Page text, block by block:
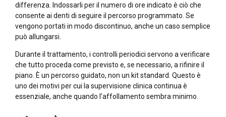
differenza. Indossarli per il numero di ore indicato è ciò che
consente ai denti di seguire il percorso programmato. Se
vengono portati in modo discontinuo, anche un caso semplice
può allungarsi.
Durante il trattamento, i controlli periodici servono a verificare
che tutto proceda come previsto e, se necessario, a rifinire il
piano. È un percorso guidato, non un kit standard. Questo è
uno dei motivi per cui la supervisione clinica continua è
essenziale, anche quando l’affollamento sembra minimo.